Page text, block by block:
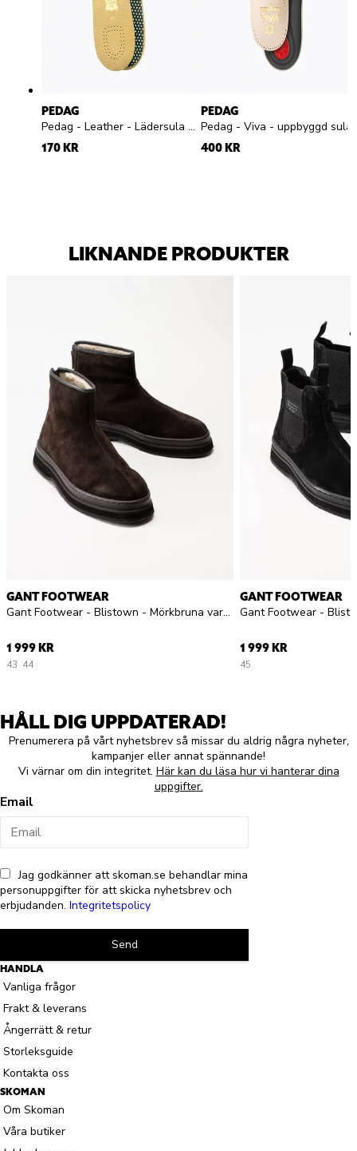
PEDAG
Pedag - Leather - Lädersula med aktivt kol
170 KR
PEDAG
400 KR
LIKNANDE PRODUKTER
GANT FOOTWEAR
Gant Footwear - Blistown - Mörkbruna varmfodrade boots
1 999 KR
43 44
GANT FOOTWEAR
1 999 KR
45
HÅLL DIG UPPDATERAD!
Prenumerera på vårt nyhetsbrev så missar du aldrig några nyheter,
kampanjer eller annat spännande!
Vi värnar om din integritet. Här kan du läsa hur vi hanterar dina
uppgifter.
Email
Jag godkänner att skoman.se behandlar mina
personuppgifter för att skicka nyhetsbrev och
erbjudanden. Integritetspolicy
Send
HANDLA
Vanliga frågor
Frakt & leverans
Ångerrätt & retur
Storleksguide
Kontakta oss
SKOMAN
Om Skoman
Våra butiker